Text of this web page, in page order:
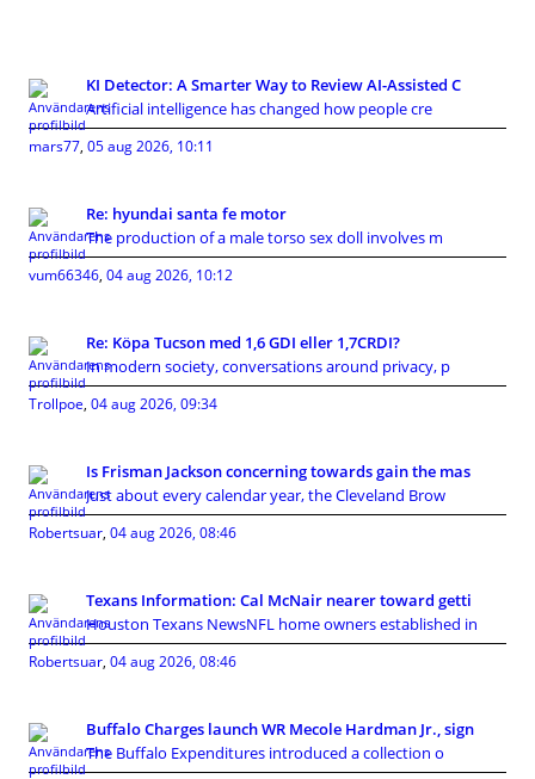
KI Detector: A Smarter Way to Review AI-Assisted C
Artificial intelligence has changed how people cre
mars77, 05 aug 2026, 10:11
Re: hyundai santa fe motor
The production of a male torso sex doll involves m
vum66346, 04 aug 2026, 10:12
Re: Köpa Tucson med 1,6 GDI eller 1,7CRDI?
In modern society, conversations around privacy, p
Trollpoe, 04 aug 2026, 09:34
Is Frisman Jackson concerning towards gain the mas
Just about every calendar year, the Cleveland Brow
Robertsuar, 04 aug 2026, 08:46
Texans Information: Cal McNair nearer toward getti
Houston Texans NewsNFL home owners established in
Robertsuar, 04 aug 2026, 08:46
Buffalo Charges launch WR Mecole Hardman Jr., sign
The Buffalo Expenditures introduced a collection o